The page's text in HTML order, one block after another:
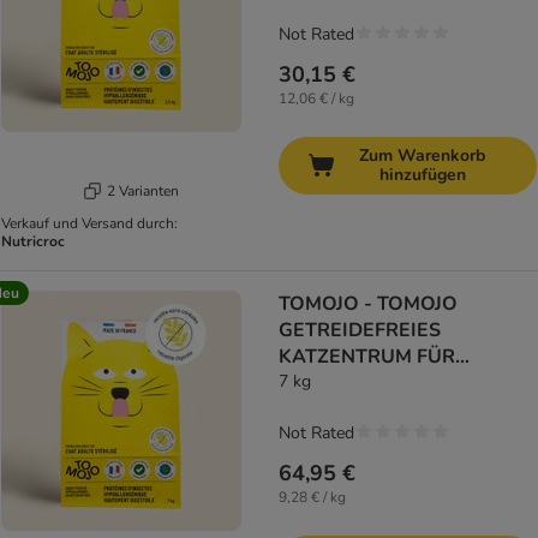
2 Varianten
Verkauf und Versand durch:
Nutricroc
30,15 €
12,06 € / kg
Not Rated
Zum Warenkorb
hinzufügen
TOMOJO - TOMOJO
GETREIDEFREIES
KATZENTRUM FÜR
ERWACHSENE KATZEN
7 kg
64,95 €
9,28 € / kg
Not Rated